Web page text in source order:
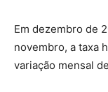
Em dezembro de
novembro, a taxa
variação mensal